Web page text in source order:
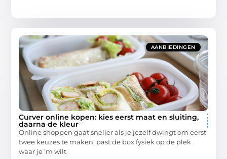
AANBIEDINGEN
Curver online kopen: kies eerst maat en sluiting,
daarna de kleur
Online shoppen gaat sneller als je jezelf dwingt om eerst
twee keuzes te maken: past de box fysiek op de plek
waar je ’m wilt